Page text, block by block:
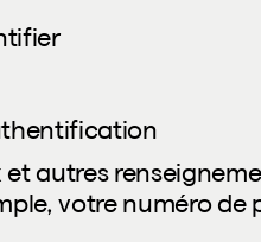
autres
votre numéro de